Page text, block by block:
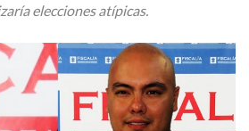
elecciones atípicas.